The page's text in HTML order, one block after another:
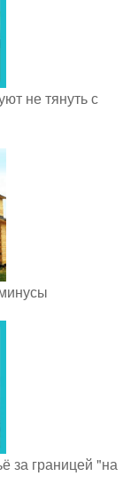
не тянуть с
за границей "на